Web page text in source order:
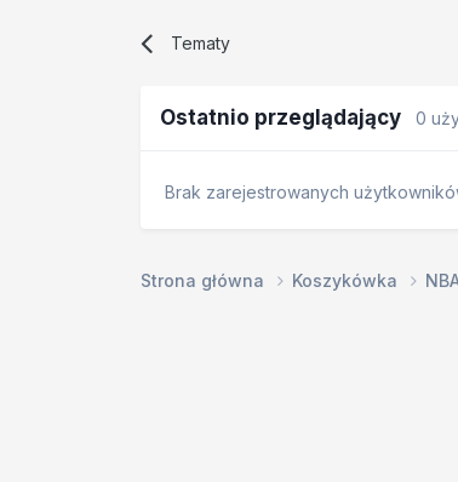
Tematy
Ostatnio przeglądający 0
Brak zarejestrowanych
Strona główna Koszykówka